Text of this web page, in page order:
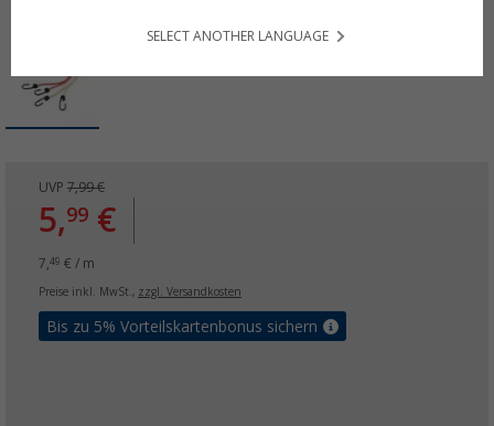
UVP 7,99 €
5,99 €
7,49 € / m
Preise inkl. MwSt., zzgl. Versandkosten
Bis zu 5% Vorteilskartenbonus sichern
SELECT ANOTHER LANGUAGE